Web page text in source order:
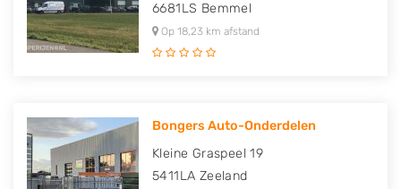
6681LS Bemmel
Op 18,23 km afstand
Bongers Auto-Onderdelen
Kleine Graspeel 19
5411LA Zeeland